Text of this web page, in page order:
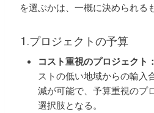
を選ぶかは、一概に決められる
1.プロジェクトの予算
コスト重視のプロジェクト：
ストの低い地域からの輸入
減が可能で、予算重視のプ
選択肢となる。